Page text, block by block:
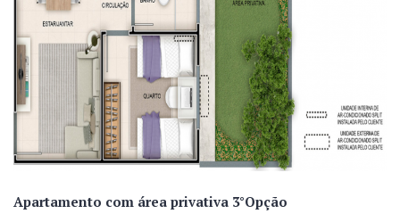
Apartamento com área privativa 3°Opção